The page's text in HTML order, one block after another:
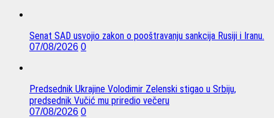
Senat SAD usvojio zakon o pooštravanju sankcija Rusiji i Iranu.
07/08/2026 0
Predsednik Ukrajine Volodimir Zelenski stigao u Srbiju,
predsednik Vučić mu priredio večeru
07/08/2026 0